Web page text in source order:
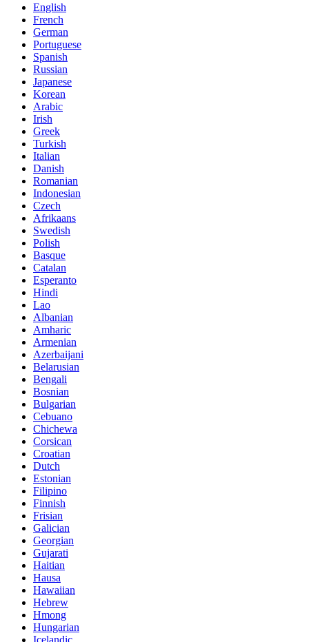
English
French
German
Portuguese
Spanish
Russian
Japanese
Korean
Arabic
Irish
Greek
Turkish
Italian
Danish
Romanian
Indonesian
Czech
Afrikaans
Swedish
Polish
Basque
Catalan
Esperanto
Hindi
Lao
Albanian
Amharic
Armenian
Azerbaijani
Belarusian
Bengali
Bosnian
Bulgarian
Cebuano
Chichewa
Corsican
Croatian
Dutch
Estonian
Filipino
Finnish
Frisian
Galician
Georgian
Gujarati
Haitian
Hausa
Hawaiian
Hebrew
Hmong
Hungarian
Icelandic